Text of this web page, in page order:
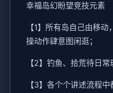
幸福岛幻盼望竞技元素
【1】所有岛自己由移
操动作肆意图闲逛；
【2】钓鱼、拾荒待日常
【3】各个个讲述流程